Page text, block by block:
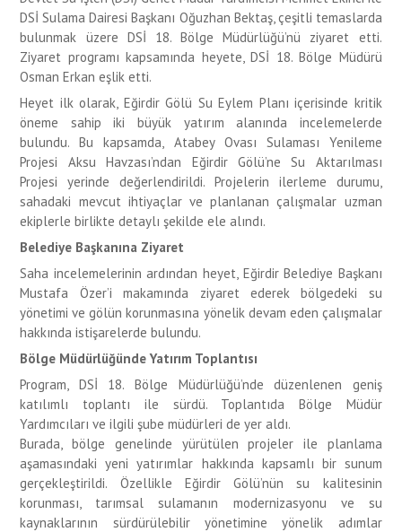
DSİ Sulama Dairesi Başkanı Oğuzhan Bektaş, çeşitli temaslarda
bulunmak üzere DSİ 18. Bölge Müdürlüğü’nü ziyaret etti.
Ziyaret programı kapsamında heyete, DSİ 18. Bölge Müdürü
Osman Erkan eşlik etti.
Heyet ilk olarak, Eğirdir Gölü Su Eylem Planı içerisinde kritik
öneme sahip iki büyük yatırım alanında incelemelerde
bulundu. Bu kapsamda, Atabey Ovası Sulaması Yenileme
Projesi Aksu Havzası’ndan Eğirdir Gölü’ne Su Aktarılması
Projesi yerinde değerlendirildi. Projelerin ilerleme durumu,
sahadaki mevcut ihtiyaçlar ve planlanan çalışmalar uzman
ekiplerle birlikte detaylı şekilde ele alındı.
Belediye Başkanına Ziyaret
Saha incelemelerinin ardından heyet, Eğirdir Belediye Başkanı
Mustafa Özer’i makamında ziyaret ederek bölgedeki su
yönetimi ve gölün korunmasına yönelik devam eden çalışmalar
hakkında istişarelerde bulundu.
Bölge Müdürlüğünde Yatırım Toplantısı
Program, DSİ 18. Bölge Müdürlüğü’nde düzenlenen geniş
katılımlı toplantı ile sürdü. Toplantıda Bölge Müdür
Yardımcıları ve ilgili şube müdürleri de yer aldı.
Burada, bölge genelinde yürütülen projeler ile planlama
aşamasındaki yeni yatırımlar hakkında kapsamlı bir sunum
gerçekleştirildi. Özellikle Eğirdir Gölü’nün su kalitesinin
korunması, tarımsal sulamanın modernizasyonu ve su
kaynaklarının sürdürülebilir yönetimine yönelik adımlar